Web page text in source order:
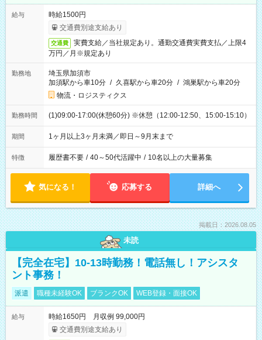
給与
時給1500円
交通費別途支給あり
交通費
実費支給／当社規定あり。通勤交通費実費支払／上限4
万円／月※規定あり
勤務地
埼玉県加須市
加須駅から車10分 / 久喜駅から車20分 / 鴻巣駅から車20分
物流・ロジスティクス
勤務時間 (1)09:00-17:00(休憩60分) ※休憩（12:00-12:50、15:00-15:10）
期間 1ヶ月以上3ヶ月未満／即日～9月末まで
特徴 履歴書不要 / 40～50代活躍中 / 10名以上の大量募集
気になる！ 応募する 詳細へ
掲載日：2026.08.05
未読
【完全在宅】10-13時勤務！電話無し！アシスタ
ント事務！
派遣 職種未経験OK ブランクOK WEB登録・面接OK
給与
時給1650円 月収例 99,000円
交通費別途支給あり